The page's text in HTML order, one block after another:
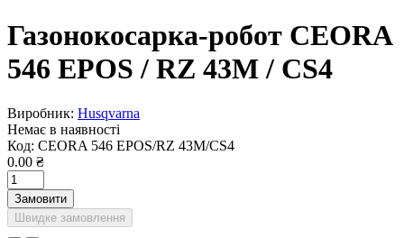
Газонокосарка-робот CEORA
546 EPOS / RZ 43M / CS4
Виробник: Husqvarna
Немає в наявності
Код: CEORA 546 EPOS/RZ 43M/CS4
0.00 ₴
Замовити
Швидке замовлення